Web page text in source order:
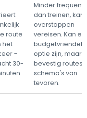
route
het
-
30-
Minder frequent
dan treinen, kan
overstappen
vereisen. Kan
optie zijn, maar
bevestig routes
schema's van
tevoren.